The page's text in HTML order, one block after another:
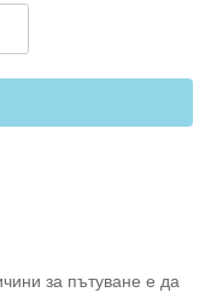
за пътуване е да